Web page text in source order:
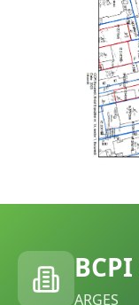
BCPI
ARGES